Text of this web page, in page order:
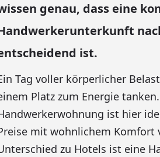
genau, dass eine
ist.
Tag voller körperlicher
Platz zum Energie
ist hier
mit wohnlichem Komfort
zu Hotels ist eine